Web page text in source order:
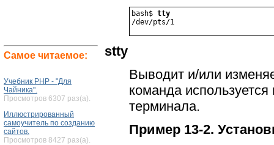
Самое читаемое:
Учебник PHP - "Для
Чайника".
Просмотров 6307 раз(а).
Иллюстрированный
самоучитель по созданию
сайтов.
Просмотров 8427 раз(а).
bash$ tty
/dev/pts/1
stty
Выводит и/или
команда
терминала.
Пример 13-2.